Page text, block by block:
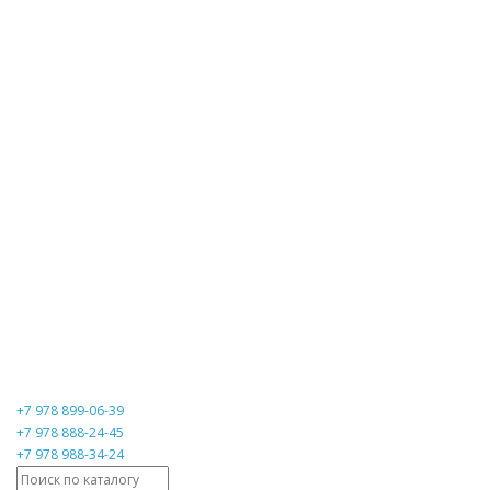
+7 978 899-06-39
+7 978 888-24-45
+7 978 988-34-24